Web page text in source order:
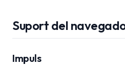
Suport del
Impuls